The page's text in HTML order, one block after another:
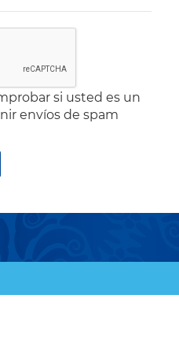
si usted es un
envíos de spam